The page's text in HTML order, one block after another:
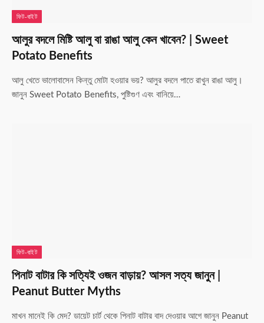
ফিট-বাইট
আলুর বদলে মিষ্টি আলু বা রাঙা আলু কেন খাবেন? | Sweet
Potato Benefits
আলু খেতে ভালোবাসেন কিন্তু মোটা হওয়ার ভয়? আলুর বদলে পাতে রাখুন রাঙা আলু।
জানুন Sweet Potato Benefits, পুষ্টিগুণ এবং বানিয়ে…
ফিট-বাইট
পিনাট বাটার কি সত্যিই ওজন বাড়ায়? আসল সত্য জানুন |
Peanut Butter Myths
মাখন মানেই কি মেদ? ডায়েট চার্ট থেকে পিনাট বাটার বাদ দেওয়ার আগে জানুন Peanut